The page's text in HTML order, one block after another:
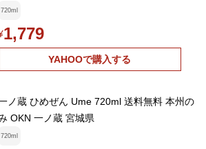
720ml
1,779
YAHOOで購入する
ノ蔵 ひめぜん Ume 720ml 送料無料 本州の
OKN 一ノ蔵 宮城県
720ml